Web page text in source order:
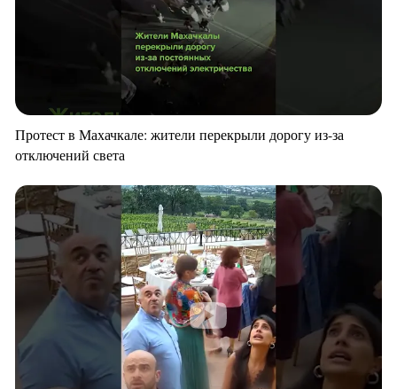
Протест в Махачкале: жители перекрыли дорогу из-за
отключений света